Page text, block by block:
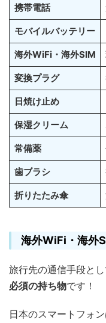
携帯電話
モバイルバッテリー
海外WiFi・海外SIM
変換プラグ
日焼け止め
保湿クリーム
常備薬
歯ブラシ
折りたたみ傘
海外WiFi・海外
旅行先の通信手段とし
必須の持ち物です！
日本のスマートフォン